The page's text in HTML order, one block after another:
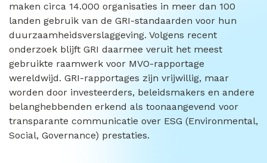
maken circa 14.000 organisaties in meer dan 100
landen gebruik van de GRI-standaarden voor hun
duurzaamheidsverslaggeving. Volgens recent
onderzoek blijft GRI daarmee veruit het meest
gebruikte raamwerk voor MVO-rapportage
wereldwijd. GRI-rapportages zijn vrijwillig, maar
worden door investeerders, beleidsmakers en andere
belanghebbenden erkend als toonaangevend voor
transparante communicatie over ESG (Environmental,
Social, Governance) prestaties.